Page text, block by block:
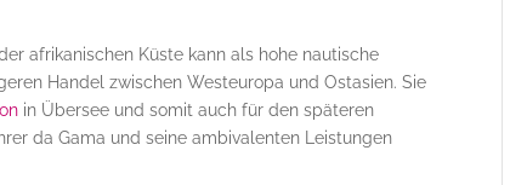
afrikanischen Küste kann als hohe nautische
Handel zwischen Westeuropa und Ostasien. Sie
in Übersee und somit auch für den späteren
da Gama und seine ambivalenten Leistungen